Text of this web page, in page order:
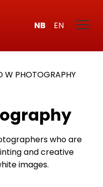
NB EN
W PHOTOGRAPHY
who are
and creative
images.